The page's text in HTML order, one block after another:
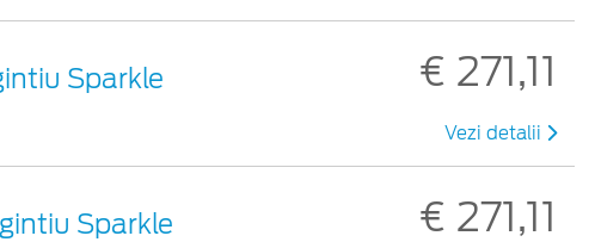
Sparkle € 271,11
Vezi detalii
Sparkle € 271,11